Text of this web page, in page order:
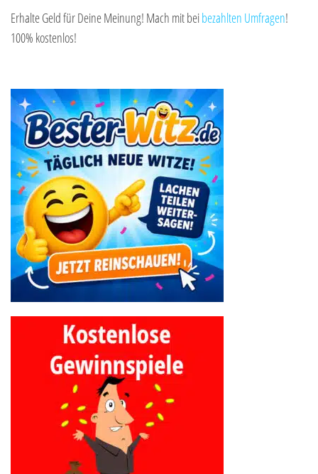
Erhalte Geld für Deine Meinung! Mach mit beibezahlten Umfragen!
100% kostenlos!